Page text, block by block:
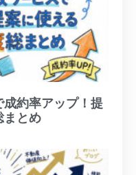
約率アップ！提
まとめ